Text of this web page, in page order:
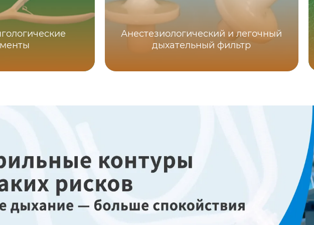
Анестезиологический и легочный
дыхательный фильтр